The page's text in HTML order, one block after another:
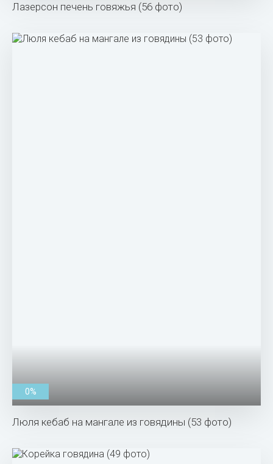
Лазерсон печень говяжья (56 фото)
0%
Люля кебаб на мангале из говядины (53 фото)